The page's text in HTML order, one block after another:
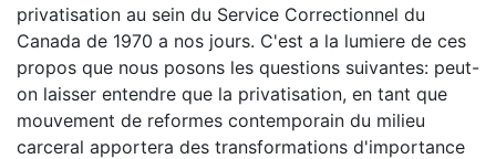
privatisation au sein du Service Correctionnel du
Canada de 1970 a nos jours. C'est a la lumiere de ces
propos que nous posons les questions suivantes: peut-
on laisser entendre que la privatisation, en tant que
mouvement de reformes contemporain du milieu
carceral apportera des transformations d'importance